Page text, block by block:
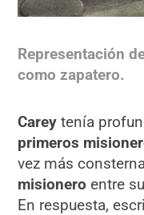
Representación
como zapatero.
Careytenía
primeros
vez más
misionero entre
En respuesta,